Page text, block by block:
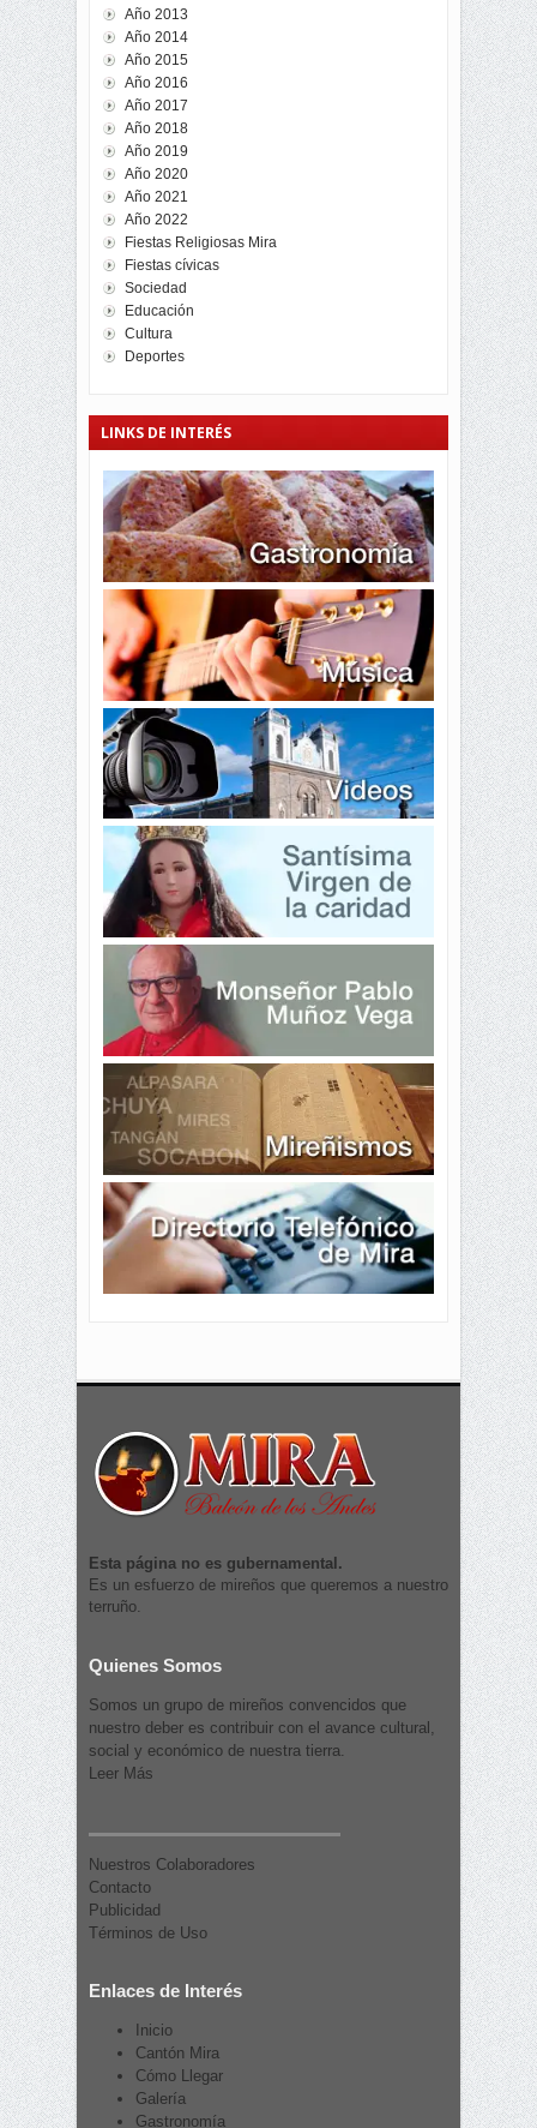
Año 2013
Año 2014
Año 2015
Año 2016
Año 2017
Año 2018
Año 2019
Año 2020
Año 2021
Año 2022
Fiestas Religiosas Mira
Fiestas cívicas
Sociedad
Educación
Cultura
Deportes
LINKS DE INTERÉS
Esta página no es gubernamental.
Es un esfuerzo de mireños que queremos a nuestro
terruño.
Quienes Somos
Somos un grupo de mireños convencidos que
nuestro deber es contribuir con el avance cultural,
social y económico de nuestra tierra.
Leer Más
Nuestros Colaboradores
Contacto
Publicidad
Términos de Uso
Enlaces de Interés
Inicio
Cantón Mira
Cómo Llegar
Galería
Gastronomía